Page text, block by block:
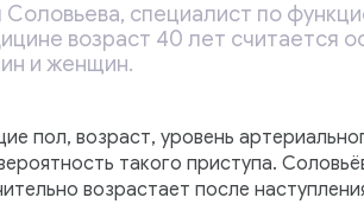
специалист по
возраст 40 лет считается
и женщин.
пол, возраст, уровень
такого приступа.
возрастает после